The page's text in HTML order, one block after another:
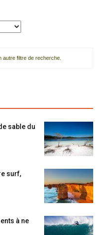
autre filtre de recherche.
sable du
surf,
à ne